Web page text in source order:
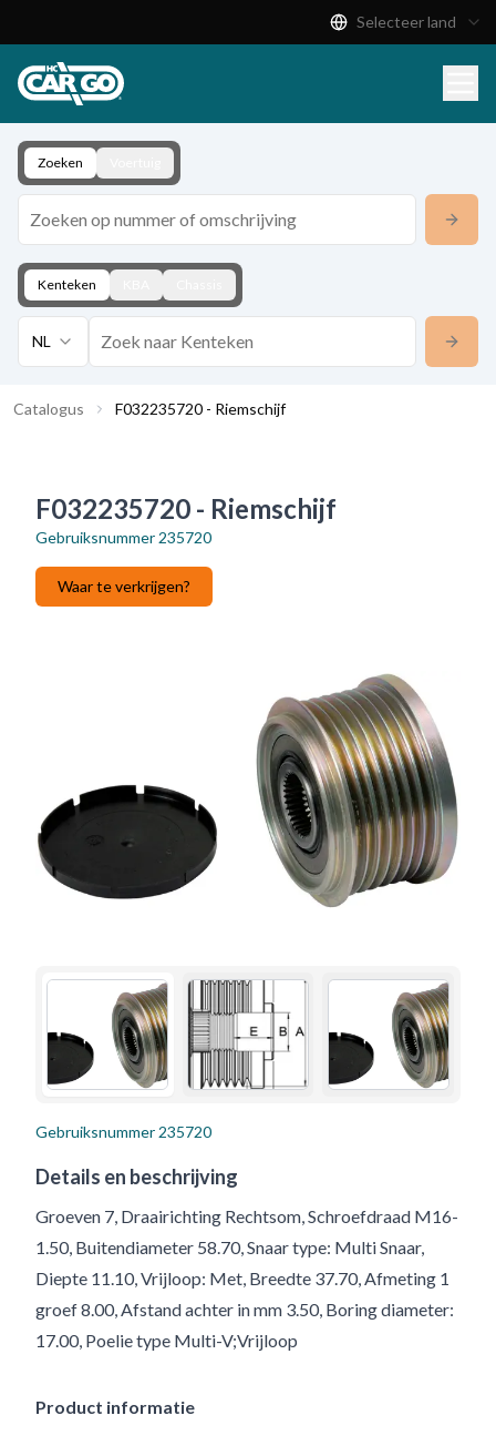
Download
Contact
Selecteer land
Zoeken
Kenteken
NL
Catalogus F032235720 - Riemschijf
F032235720 - Riemschijf
Gebruiksnummer 235720
Waar te verkrijgen?
Gebruiksnummer 235720
Details en beschrijving
Groeven 7, Draairichting Rechtsom, Schroefdraad M16-
1.50, Buitendiameter 58.70, Snaar type: Multi Snaar,
Diepte 11.10, Vrijloop: Met, Breedte 37.70, Afmeting 1
groef 8.00, Afstand achter in mm 3.50, Boring diameter:
17.00, Poelie type Multi-V;Vrijloop
Product informatie